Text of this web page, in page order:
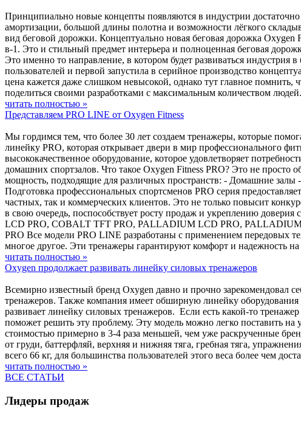
Принципиально новые концепты появляются в индустрии
амортизации, большой длины полотна и возможности лёгкого
вид беговой дорожки. Концептуально новая беговая дорожка
в-1. Это и стильный предмет интерьера и полноценная беговая
Это именно то направление, в котором будет развиваться
пользователей и первой запустила в серийное производство
цена кажется даже слишком невысокой, однако тут главное помнить,
поделиться своими разработками с максимальным количеством
читать полностью »
Представляем PRO LINE от Oxygen Fitness
Мы гордимся тем, что более 30 лет создаем тренажеры, которые
линейку PRO, которая открывает двери в мир профессионального
высококачественное оборудование, которое удовлетворяет
домашних спортзалов. Что такое Oxygen Fitness PRO? Это не просто
мощность, подходящие для различных пространств: - Домашние
Подготовка профессиональных спортсменов PRO серия
частных, так и коммерческих клиентов. Это не только повысит
в свою очередь, поспособствует росту продаж и укреплению
LCD PRO, COBALT TFT PRO, PALLADIUM LCD PRO, PALLADIUM
PRO Все модели PRO LINE разработаны с применением передовых
многое другое. Эти тренажеры гарантируют комфорт и надежность
читать полностью »
Oxygen продолжает развивать линейку силовых тренажеров
Всемирно известный бренд Oxygen давно и прочно зарекомендовал
тренажеров. Также компания имеет обширную линейку
развивает линейку силовых тренажеров. Если есть какой-то
поможет решить эту проблему. Эту модель можно легко поставить
стоимостью примерно в 3-4 раза меньшей, чем уже раскрученные
от груди, баттерфляй, верхняя и нижняя тяга, гребная тяга,
всего 66 кг, для большинства пользователей этого веса более чем
читать полностью »
ВСЕ СТАТЬИ
Лидеры продаж